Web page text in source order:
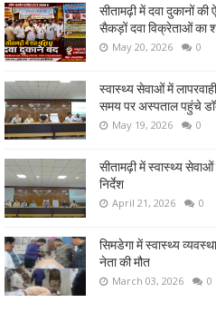
सीतामढ़ी में दवा दुकानों
सैकड़ों दवा विक्रेताओं का
May 20, 2026 0
स्वास्थ्य सेवाओं में
समय पर अस्पताल पहुंचे
May 19, 2026 0
सीतामढ़ी में स्वास्थ्य
निर्देश
April 21, 2026 0
सिमडेगा में स्वास्थ्य
नेता की मौत
March 03, 2026 0